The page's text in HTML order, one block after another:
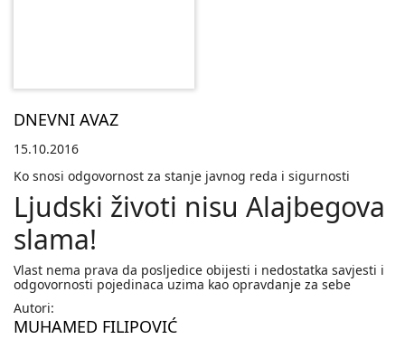
DNEVNI AVAZ
15.10.2016
Ko snosi odgovornost za stanje javnog reda i sigurnosti
Ljudski životi nisu Alajbegova
slama!
Vlast nema prava da posljedice obijesti i nedostatka savjesti i
odgovornosti pojedinaca uzima kao opravdanje za sebe
Autori:
MUHAMED FILIPOVIĆ